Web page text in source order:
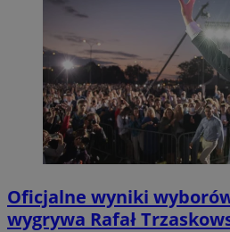
Oficjalne wyniki
wygrywa Rafał